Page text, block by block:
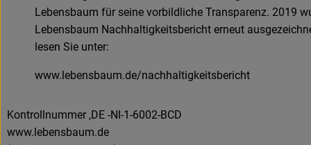
Lebensbaum für seine vorbildliche Transparenz. 2019
Lebensbaum Nachhaltigkeitsbericht erneut
lesen Sie unter:
www.lebensbaum.de/nachhaltigkeitsbericht
Kontrollnummer ,DE -NI-1-6002-BCD
www.lebensbaum.de